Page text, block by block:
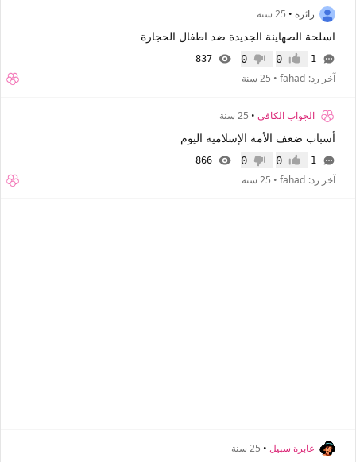
زائرة • 25 سنة
اسلحة الصهاينة الجديدة ضد اطفال الحجارة
1 إعجاب0 عدم إعجاب
0
837
آخر رد: fahad
• 25 سنة
الجواب الكافي • 25 سنة
أسباب ضعف الأمة الإسلامية اليوم
1 إعجاب0 عدم إعجاب
0
866
آخر رد: fahad
• 25 سنة
عابرة سبيل • 25 سنة